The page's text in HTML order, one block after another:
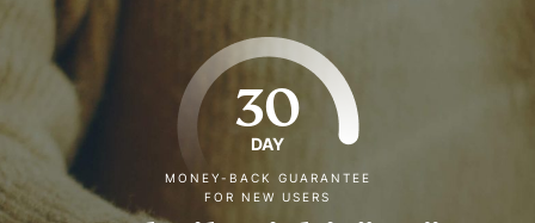
30
DAY
MONEY-BACK GUARANTEE
FOR NEW USERS